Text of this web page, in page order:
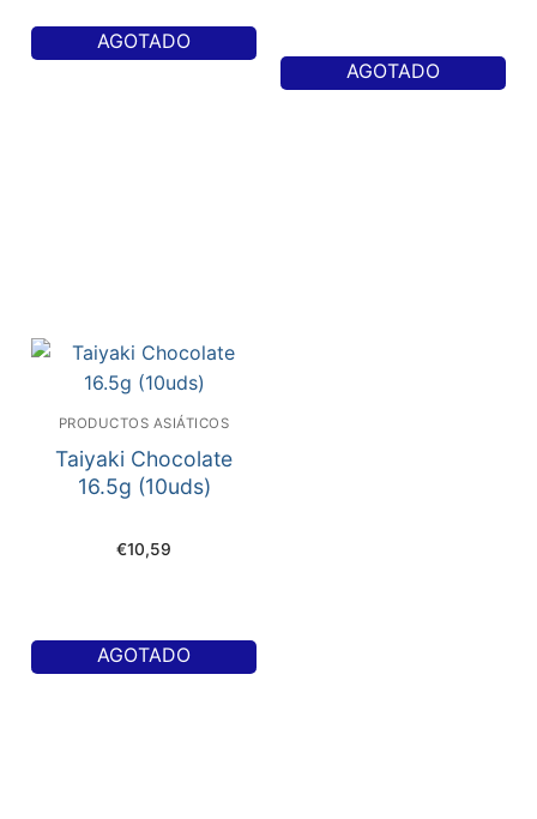
AGOTADO
AGOTADO
PRODUCTOS ASIÁTICOS
Taiyaki Chocolate
16.5g (10uds)
€10,59
AGOTADO